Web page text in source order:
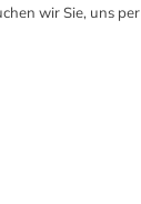
wir Sie, uns per